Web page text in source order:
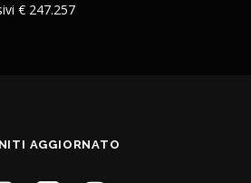
€ 247.257
AGGIORNATO